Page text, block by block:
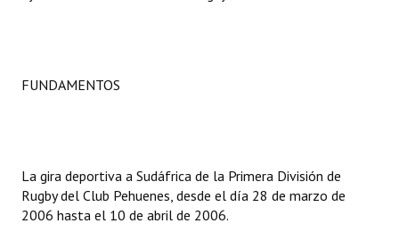
Dictámenes Asesoría Letrada
Actas de Sesión
FUNDAMENTOS
La gira deportiva a Sudáfrica de la Primera División de
Rugby del Club Pehuenes, desde el día 28 de marzo de
2006 hasta el 10 de abril de 2006.